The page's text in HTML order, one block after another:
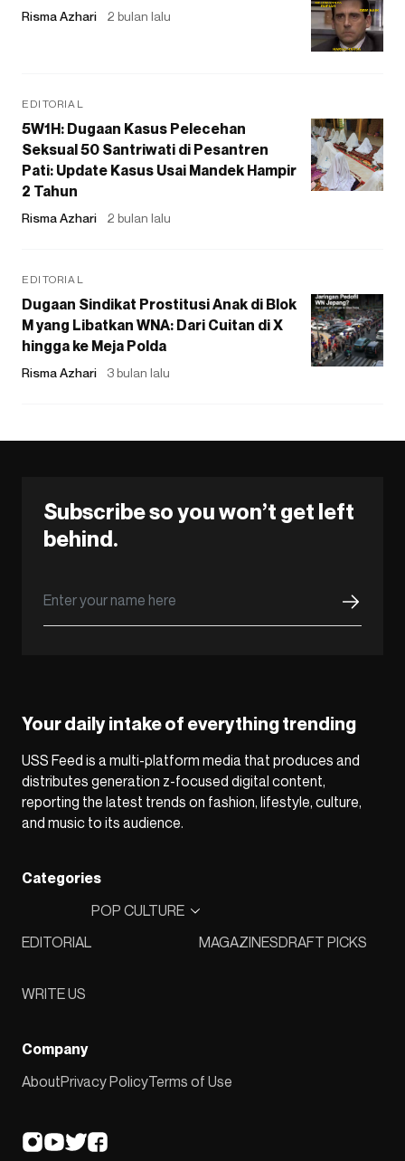
Risma Azhari 2 bulan lalu
EDITORIAL
5W1H: Dugaan Kasus Pelecehan
Seksual 50 Santriwati di Pesantren
Pati: Update Kasus Usai Mandek Hampir
2 Tahun
Risma Azhari 2 bulan lalu
EDITORIAL
Dugaan Sindikat Prostitusi Anak di Blok
M yang Libatkan WNA: Dari Cuitan di X
hingga ke Meja Polda
Risma Azhari 3 bulan lalu
Subscribe so you won’t get left
behind.
Your daily intake of everything trending
USS Feed is a multi-platform media that produces and
distributes generation z-focused digital content,
reporting the latest trends on fashion, lifestyle, culture,
and music to its audience.
Categories
EDITORIAL
POP CULTURE
MAGAZINESDRAFT PICKS
WRITE US
Company
AboutPrivacy PolicyTerms of Use